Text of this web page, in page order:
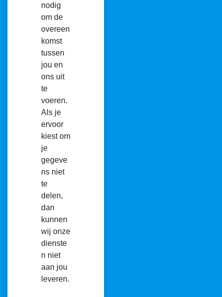
nodig
om de
overeen
komst
tussen
jou en
ons uit
te
voeren.
Als je
ervoor
kiest om
je
gegeve
ns niet
te
delen,
dan
kunnen
wij onze
dienste
n niet
aan jou
leveren.